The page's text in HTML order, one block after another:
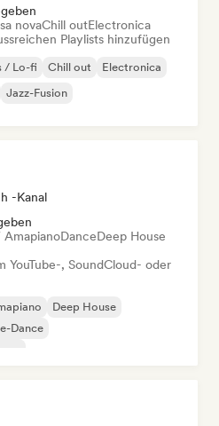
novaChill outElectronica
Playlists hinzufügen
/ Lo-fi Chill out
Electronica
Jazz-Fusion
-Kanal
DanceDeep House
YouTube-, SoundCloud- oder
Deep House
Dance